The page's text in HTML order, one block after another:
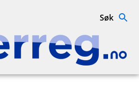
Interreg.no
Søk